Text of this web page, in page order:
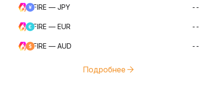
FIRE — JPY --
FIRE — EUR --
FIRE — AUD --
Подробнее